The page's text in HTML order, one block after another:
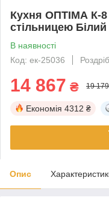
Кухня ОПТІМА К-8
стільницею Білий
В наявності
Код: ек-25036
Роздріб
14 867 ₴ 19
Економія 4312 ₴
Опис